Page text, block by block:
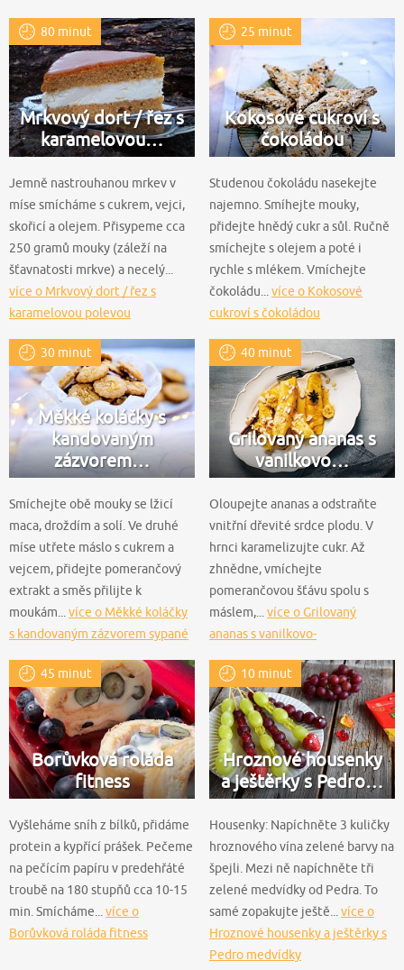
80 minut
Mrkvový dort / řez s
karamelovou…
Jemně nastrouhanou mrkev v
míse smícháme s cukrem, vejci,
skořicí a olejem. Přisypeme cca
250 gramů mouky (záleží na
šťavnatosti mrkve) a necelý...
více o Mrkvový dort / řez s
karamelovou polevou
25 minut
Kokosové cukroví s
čokoládou
Studenou čokoládu nasekejte
najemno. Smíhejte mouky,
přidejte hnědý cukr a sůl. Ručně
smíchejte s olejem a poté i
rychle s mlékem. Vmíchejte
čokoládu... více o Kokosové
cukroví s čokoládou
30 minut
Měkké koláčky s
kandovaným
zázvorem…
Smíchejte obě mouky se lžicí
maca, droždím a solí. Ve druhé
míse utřete máslo s cukrem a
vejcem, přidejte pomerančový
extrakt a směs přilijte k
moukám... více o Měkké koláčky
s kandovaným zázvorem sypané
40 minut
Grilovaný ananas s
vanilkovo…
Oloupejte ananas a odstraňte
vnitřní dřevité srdce plodu. V
hrnci karamelizujte cukr. Až
zhnědne, vmíchejte
pomerančovou šťávu spolu s
máslem,... více o Grilovaný
ananas s vanilkovo-
45 minut
Borůvková roláda
fitness
Vyšleháme sníh z bílků, přidáme
protein a kypřící prášek. Pečeme
na pečícím papíru v predehřáté
troubě na 180 stupňů cca 10-15
min. Smícháme...více o
Borůvková roláda fitness
10 minut
Hroznové housenky
a ještěrky s Pedro…
Housenky: Napíchněte 3 kuličky
hroznového vína zelené barvy na
špejli. Mezi ně napíchněte tři
zelené medvídky od Pedra. To
samé zopakujte ještě...více o
Hroznové housenky a ještěrky s
Pedro medvídky